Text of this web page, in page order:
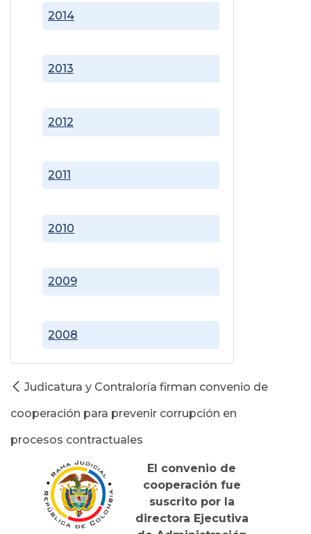
2008
2009
2010
2011
2012
2013
2014
Judicatura y Contraloría firman convenio de
cooperación para prevenir corrupción en
procesos contractuales
El convenio de
cooperación fue
suscrito por la
directora Ejecutiva